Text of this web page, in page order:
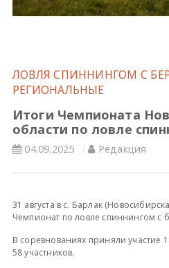
ЛОВЛЯ СПИННИНГОМ С
РЕГИОНАЛЬНЫЕ
Итоги Чемпионата
области по ловле
04.09.2025 Редакция
31 августа в с. Барлак
Чемпионат по ловле спиннингом с
В соревнованиях приняли участие
58 участников.